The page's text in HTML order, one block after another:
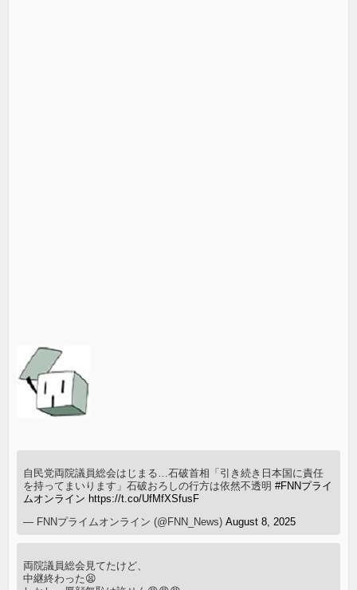
自民党両院議員総会はじまる…石破首相「引き続き日本国に責任
を持ってまいります」石破おろしの行方は依然不透明#FNNプライ
ムオンライン https://t.co/UfMfXSfusF
— FNNプライムオンライン (@FNN_News)August 8, 2025
両院議員総会見てたけど、
中継終わった😫